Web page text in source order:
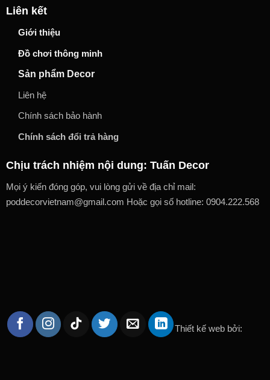
Liên kết
Giới thiệu
Đồ chơi thông minh
Sản phẩm Decor
Liên hệ
Chính sách bảo hành
Chính sách đổi trả hàng
Chịu trách nhiệm nội dung: Tuấn Decor
Mọi ý kiến đóng góp, vui lòng gửi về địa chỉ mail:
poddecorvietnam@gmail.com Hoặc gọi số hotline: 0904.222.568
Thiết kế web bởi: